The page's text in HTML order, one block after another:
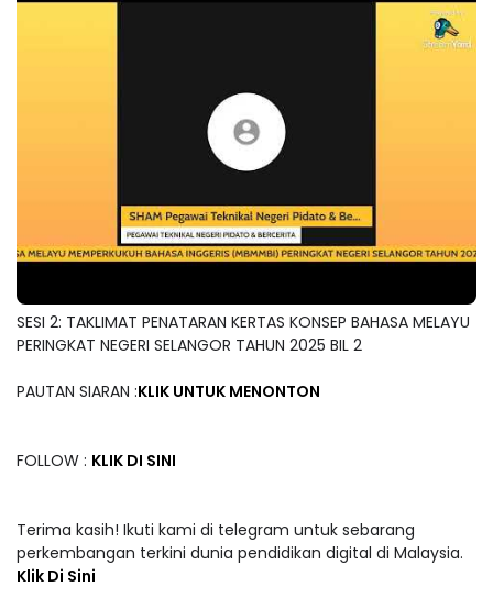
SESI 2: TAKLIMAT PENATARAN KERTAS KONSEP BAHASA MELAYU
PERINGKAT NEGERI SELANGOR TAHUN 2025 BIL 2
PAUTAN SIARAN :KLIK UNTUK MENONTON
FOLLOW : KLIK DI SINI
Terima kasih! Ikuti kami di telegram untuk sebarang
perkembangan terkini dunia pendidikan digital di Malaysia.
Klik Di Sini